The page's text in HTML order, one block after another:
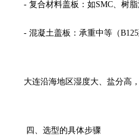
- 复合材料盖板：如SMC、树
- 混凝土盖板：承重中等（
大连沿海地区湿度大、盐分高
四、选型的具体步骤